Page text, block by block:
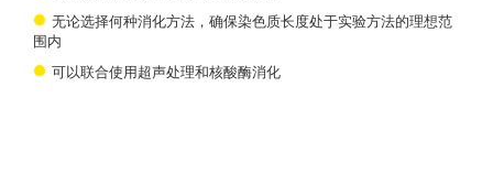
无论选择何种消化方法，确保染色质长度处于实验方法的理想范
围内
可以联合使用超声处理和核酸酶消化